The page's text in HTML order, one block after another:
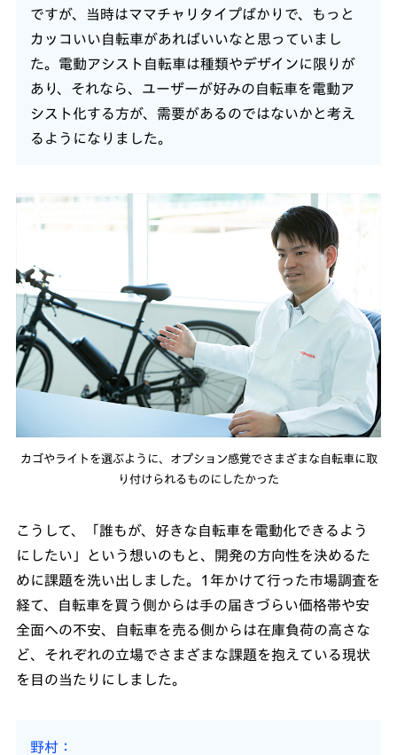
ですが、当時はママチャリタイプばかりで、もっと
カッコいい自転車があればいいなと思っていまし
た。電動アシスト自転車は種類やデザインに限りが
あり、それなら、ユーザーが好みの自転車を電動ア
シスト化する方が、需要があるのではないかと考え
るようになりました。
カゴやライトを選ぶように、オプション感覚でさまざまな自転車に取
り付けられるものにしたかった
こうして、「誰もが、好きな自転車を電動化できるよう
にしたい」という想いのもと、開発の方向性を決めるた
めに課題を洗い出しました。1年かけて行った市場調査を
経て、自転車を買う側からは手の届きづらい価格帯や安
全面への不安、自転車を売る側からは在庫負荷の高さな
ど、それぞれの立場でさまざまな課題を抱えている現状
を目の当たりにしました。
野村